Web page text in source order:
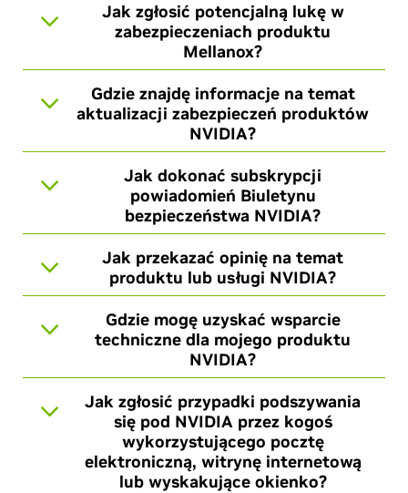
Jak zgłosić potencjalną lukę w
zabezpieczeniach produktu
Mellanox?
Gdzie znajdę informacje na temat
aktualizacji zabezpieczeń produktów
NVIDIA?
Jak dokonać subskrypcji
powiadomień Biuletynu
bezpieczeństwa NVIDIA?
Jak przekazać opinię na temat
produktu lub usługi NVIDIA?
Gdzie mogę uzyskać wsparcie
techniczne dla mojego produktu
NVIDIA?
Jak zgłosić przypadki podszywania
się pod NVIDIA przez kogoś
wykorzystującego pocztę
elektroniczną, witrynę internetową
lub wyskakujące okienko?